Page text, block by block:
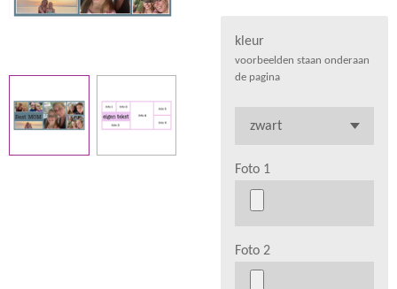
kleur
voorbeelden staan onderaan
de pagina
Foto 1
Foto 2